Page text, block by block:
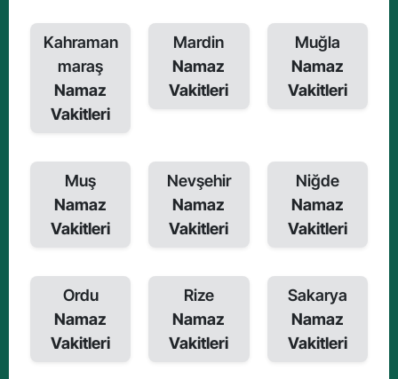
Kahraman
maraş
Namaz
Vakitleri
Mardin
Namaz
Vakitleri
Muğla
Namaz
Vakitleri
Muş
Namaz
Vakitleri
Nevşehir
Namaz
Vakitleri
Niğde
Namaz
Vakitleri
Ordu
Namaz
Vakitleri
Rize
Namaz
Vakitleri
Sakarya
Namaz
Vakitleri